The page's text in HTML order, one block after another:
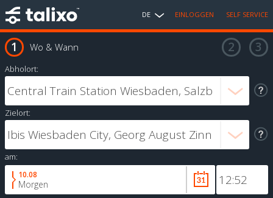
DE EINLOGGEN SELF SERVICE
Wo & Wann
Abholort:
Zielort:
am:
10.08
Morgen